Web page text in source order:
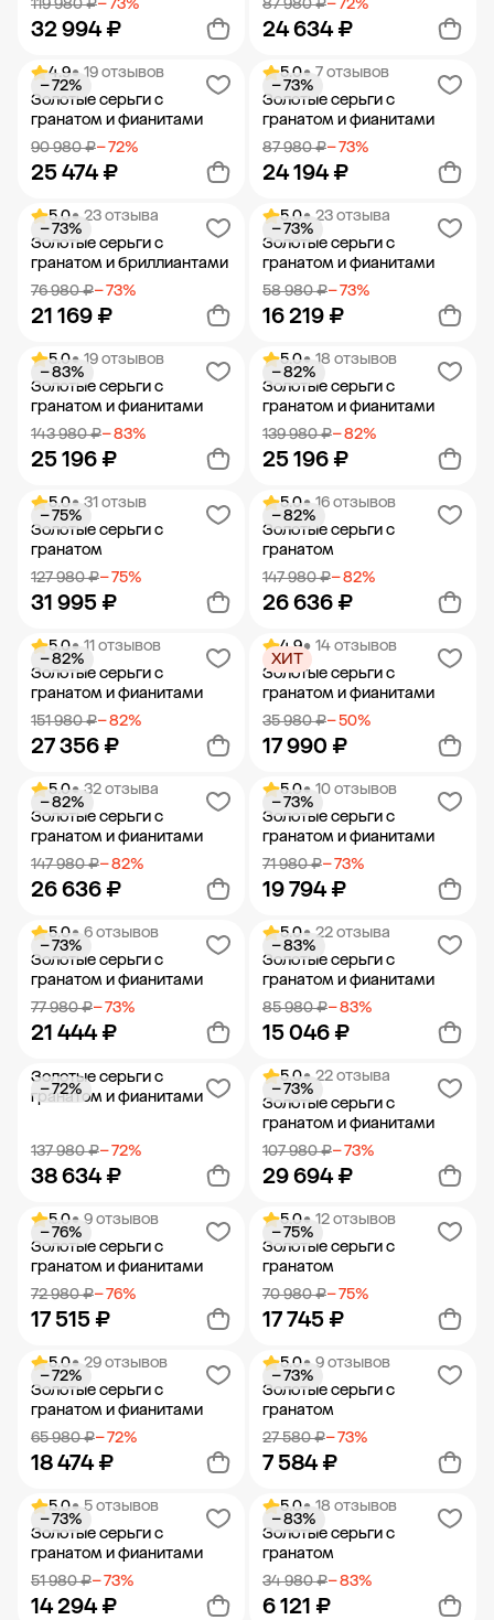
119 980 ₽− 73%
32 994 ₽
Добавить в корзину
87 980 ₽− 72%
24 634 ₽
Добавить в корзину
4.9• 19 отзывов
Золотые серьги с
гранатом и фианитами
90 980 ₽− 72%
25 474 ₽
− 72%
Добавить в корзину
5.0• 7 отзывов
Золотые серьги с
гранатом и фианитами
87 980 ₽− 73%
24 194 ₽
− 73%
Добавить в корзину
5.0• 23 отзыва
Золотые серьги с
гранатом и бриллиантами
76 980 ₽− 73%
21 169 ₽
− 73%
Добавить в корзину
5.0• 23 отзыва
Золотые серьги с
гранатом и фианитами
58 980 ₽− 73%
16 219 ₽
− 73%
Добавить в корзину
5.0• 19 отзывов
Золотые серьги с
гранатом и фианитами
143 980 ₽− 83%
25 196 ₽
− 83%
Добавить в корзину
5.0• 18 отзывов
Золотые серьги с
гранатом и фианитами
139 980 ₽− 82%
25 196 ₽
− 82%
Добавить в корзину
5.0• 31 отзыв
Золотые серьги с
гранатом
127 980 ₽− 75%
31 995 ₽
− 75%
Добавить в корзину
5.0• 16 отзывов
Золотые серьги с
гранатом
147 980 ₽− 82%
26 636 ₽
− 82%
Добавить в корзину
5.0• 11 отзывов
Золотые серьги с
гранатом и фианитами
151 980 ₽− 82%
27 356 ₽
− 82%
Добавить в корзину
4.9• 14 отзывов
Золотые серьги с
гранатом и фианитами
35 980 ₽− 50%
17 990 ₽
ХИТ
Добавить в корзину
5.0• 32 отзыва
Золотые серьги с
гранатом и фианитами
147 980 ₽− 82%
26 636 ₽
− 82%
Добавить в корзину
5.0• 10 отзывов
Золотые серьги с
гранатом и фианитами
71 980 ₽− 73%
19 794 ₽
− 73%
Добавить в корзину
5.0• 6 отзывов
Золотые серьги с
гранатом и фианитами
77 980 ₽− 73%
21 444 ₽
− 73%
Добавить в корзину
5.0• 22 отзыва
Золотые серьги с
гранатом и фианитами
85 980 ₽− 83%
15 046 ₽
− 83%
Добавить в корзину
Золотые серьги с
гранатом и фианитами
137 980 ₽− 72%
38 634 ₽
− 72%
Добавить в корзину
5.0• 22 отзыва
Золотые серьги с
гранатом и фианитами
107 980 ₽− 73%
29 694 ₽
− 73%
Добавить в корзину
5.0• 9 отзывов
Золотые серьги с
гранатом и фианитами
72 980 ₽− 76%
17 515 ₽
− 76%
Добавить в корзину
5.0• 12 отзывов
Золотые серьги с
гранатом
70 980 ₽− 75%
17 745 ₽
− 75%
Добавить в корзину
5.0• 29 отзывов
Золотые серьги с
гранатом и фианитами
65 980 ₽− 72%
18 474 ₽
− 72%
Добавить в корзину
5.0• 9 отзывов
Золотые серьги с
гранатом
27 580 ₽− 73%
7 584 ₽
− 73%
Добавить в корзину
5.0• 5 отзывов
Золотые серьги с
гранатом и фианитами
51 980 ₽− 73%
14 294 ₽
− 73%
5.0• 18 отзывов
Золотые серьги с
гранатом
34 980 ₽− 83%
6 121 ₽
− 83%